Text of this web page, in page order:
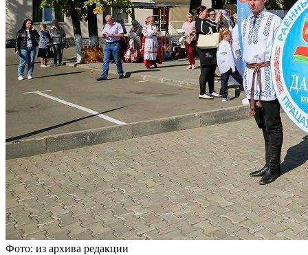
Фото: из архива редакции